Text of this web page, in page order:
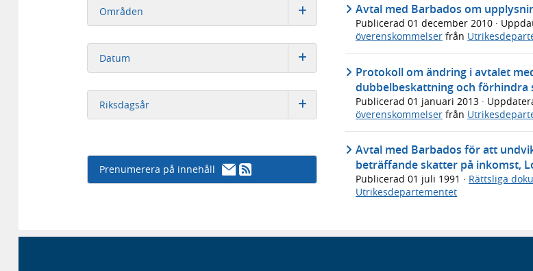
Områden
Datum
Riksdagsår
Prenumerera på innehåll
Avtal med Barbados om
Publicerad01 december 2010 ·
överenskommelser från
Protokoll om ändring i avtalet
dubbelbeskattning och förhindra
Publicerad01 januari 2013 ·
överenskommelser från
Avtal med Barbados för att
beträffande skatter på inkomst,
Publicerad01 juli 1991 · Rättsliga
Utrikesdepartementet